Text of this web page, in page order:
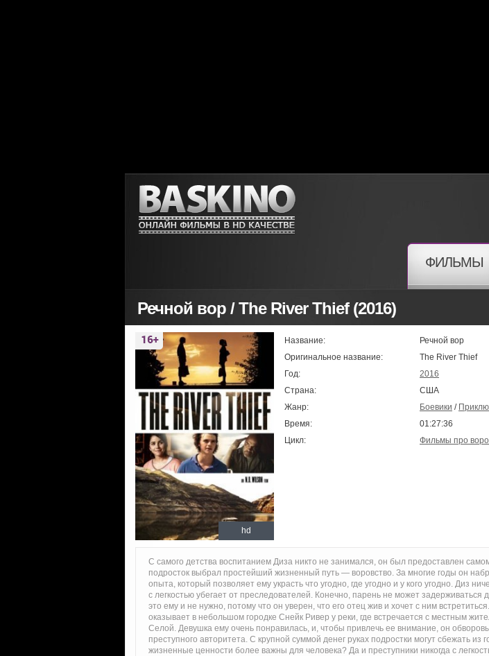
ФИЛЬМЫ
Речной вор / The River Thief (2016)
hd
Название:
Речной вор
Оригинальное название:
The River Thief
Год:
2016
Страна:
США
Жанр:
Боевики /
Время:
01:27:36
Цикл:
Фильмы про
С самого детства воспитанием Диза никто не занимался, он был предоставлен
подросток выбрал простейший жизненный путь — воровство. За многие годы он
опыта, который позволяет ему украсть что угодно, где угодно и у кого угодно. Диз
с легкостью убегает от преследователей. Конечно, парень не может задерживаться
это ему и не нужно, потому что он уверен, что его отец жив и хочет с ним
оказывает в небольшом городке Снейк Ривер у реки, где встречается с местным
Селой. Девушка ему очень понравилась, и, чтобы привлечь ее внимание, он
преступного авторитета. С крупной суммой денег руках подростки могут сбежать из
жизненные ценности более важны для человека? Да и преступники никогда с